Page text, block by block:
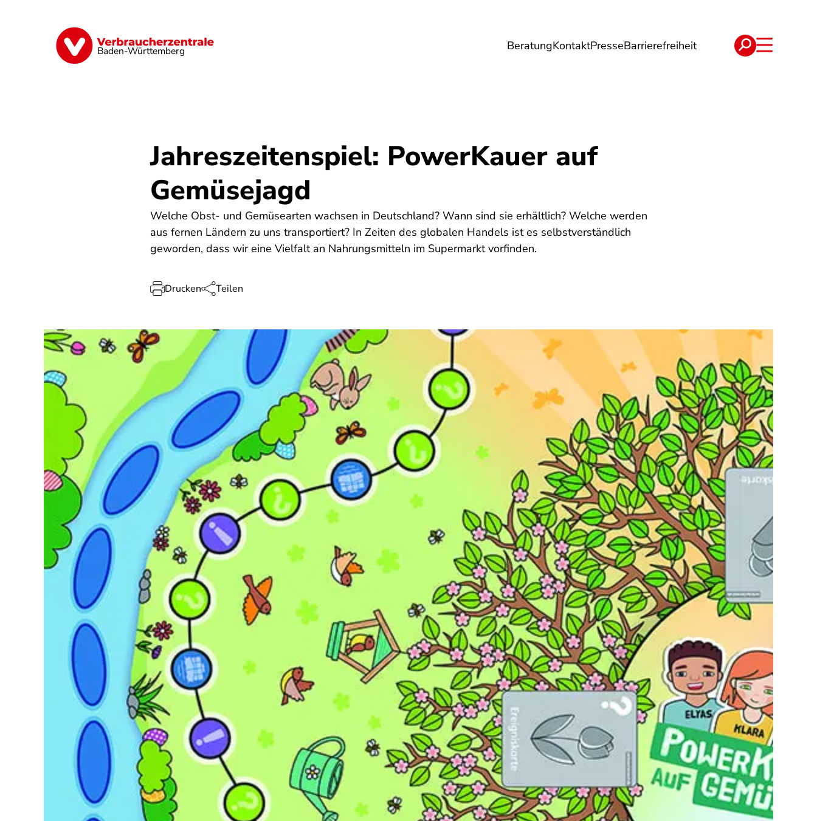
Baden-Württemberg BeratungKontaktPresseBarrierefreiheit
Geld & Versicherungen Digitales Energie Reise Verträge
Jahreszeitenspiel: PowerKauer auf
Gemüsejagd
Welche Obst- und Gemüsearten wachsen in Deutschland? Wann sind sie erhältlich? Welche werden
aus fernen Ländern zu uns transportiert? In Zeiten des globalen Handels ist es selbstverständlich
geworden, dass wir eine Vielfalt an Nahrungsmitteln im Supermarkt vorfinden.
Drucken Teilen